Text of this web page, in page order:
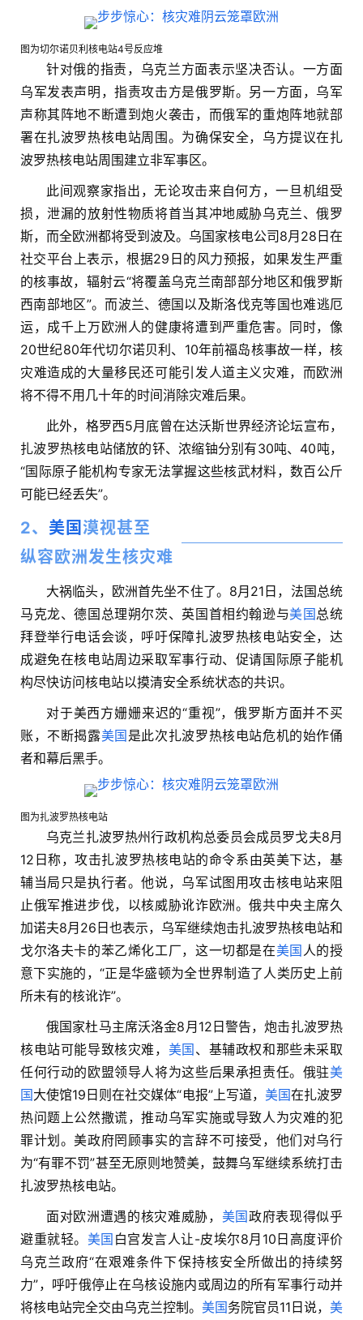
图为切尔诺贝利核电站4号反应堆
针对俄的指责，乌克兰方面表示坚决否认。一方面
乌军发表声明，指责攻击方是俄罗斯。另一方面，乌军
声称其阵地不断遭到炮火袭击，而俄军的重炮阵地就部
署在扎波罗热核电站周围。为确保安全，乌方提议在扎
波罗热核电站周围建立非军事区。
此间观察家指出，无论攻击来自何方，一旦机组受
损，泄漏的放射性物质将首当其冲地威胁乌克兰、俄罗
斯，而全欧洲都将受到波及。乌国家核电公司8月28日在
社交平台上表示，根据29日的风力预报，如果发生严重
的核事故，辐射云“将覆盖乌克兰南部部分地区和俄罗斯
西南部地区”。而波兰、德国以及斯洛伐克等国也难逃厄
运，成千上万欧洲人的健康将遭到严重危害。同时，像
20世纪80年代切尔诺贝利、10年前福岛核事故一样，核
灾难造成的大量移民还可能引发人道主义灾难，而欧洲
将不得不用几十年的时间消除灾难后果。
此外，格罗西5月底曾在达沃斯世界经济论坛宣布，
扎波罗热核电站储放的钚、浓缩铀分别有30吨、40吨，
“国际原子能机构专家无法掌握这些核武材料，数百公斤
可能已经丢失”。
2、 美国 漠视甚至
纵容 欧洲发生核灾难
大祸临头，欧洲首先坐不住了。8月21日，法国总统
马克龙、德国总理朔尔茨、英国首相约翰逊与美国总统
拜登举行电话会谈，呼吁保障扎波罗热核电站安全，达
成避免在核电站周边采取军事行动、促请国际原子能机
构尽快访问核电站以摸清安全系统状态的共识。
对于美西方姗姗来迟的“重视”，俄罗斯方面并不买
账，不断揭露美国 是此次扎波罗热核电站危机的始作俑
者和幕后黑手。
图为扎波罗热核电站
乌克兰扎波罗热州行政机构总委员会成员罗戈夫8月
12日称，攻击扎波罗热核电站的命令系由英美下达，基
辅当局只是执行者。他说，乌军试图用攻击核电站来阻
止俄军推进步伐，以核威胁讹诈欧洲。俄共中央主席久
加诺夫8月26日也表示，乌军继续炮击扎波罗热核电站和
戈尔洛夫卡的苯乙烯化工厂，这一切都是在美国 人的授
意下实施的，“正是华盛顿为全世界制造了人类历史上前
所未有的核讹诈”。
俄国家杜马主席沃洛金8月12日警告，炮击扎波罗热
核电站可能导致核灾难， 美国 、基辅政权和那些未采取
任何行动的欧盟领导人将为这些后果承担责任。俄驻美
国大使馆19日则在社交媒体“电报”上写道， 美国在扎波罗
热问题上公然撒谎，推动乌军实施或导致人为灾难的犯
罪计划。美政府罔顾事实的言辞不可接受，他们对乌行
为“有罪不罚”甚至无原则地赞美，鼓舞乌军继续系统打击
扎波罗热核电站。
面对欧洲遭遇的核灾难威胁， 美国政府表现得似乎
避重就轻。 美国 白宫发言人让-皮埃尔8月10日高度评价
乌克兰政府“在艰难条件下保持核安全所做出的持续努
力”，呼吁俄停止在乌核设施内或周边的所有军事行动并
将核电站完全交由乌克兰控制。 美国务院官员11日说， 美